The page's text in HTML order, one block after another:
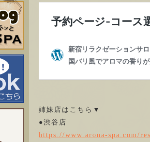
姉妹店はこちら▼
●渋谷店
https://www.arona-spa.com/